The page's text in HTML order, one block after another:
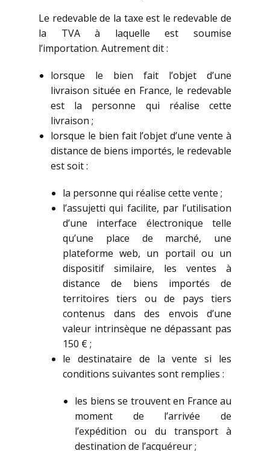
Le redevable de la taxe est le redevable de
la TVA à laquelle est soumise
l’importation. Autrement dit :
lorsque le bien fait l’objet d’une
livraison située en France, le redevable
est la personne qui réalise cette
livraison ;
lorsque le bien fait l’objet d’une vente à
distance de biens importés, le redevable
est soit :
la personne qui réalise cette vente ;
l’assujetti qui facilite, par l’utilisation
d’une interface électronique telle
qu’une place de marché, une
plateforme web, un portail ou un
dispositif similaire, les ventes à
distance de biens importés de
territoires tiers ou de pays tiers
contenus dans des envois d’une
valeur intrinsèque ne dépassant pas
150 € ;
le destinataire de la vente si les
conditions suivantes sont remplies :
les biens se trouvent en France au
moment de l’arrivée de
l’expédition ou du transport à
destination de l’acquéreur ;